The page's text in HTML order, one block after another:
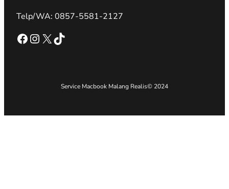
Telp/WA: 0857-5581-2127
Facebook Instagram X TikTok
Service Macbook Malang Realis© 2024